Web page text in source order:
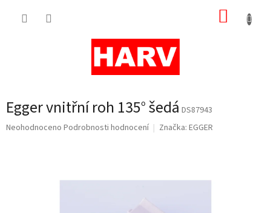
Egger vnitřní roh 135° šedá DS87943
Průměrné
Neohodnoceno Podrobnosti hodnocení Značka: EGGER